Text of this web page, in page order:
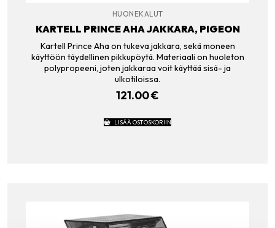
HUONEKALUT
KARTELL PRINCE AHA JAKKARA, PIGEON
Kartell Prince Aha on tukeva jakkara, sekä moneen
käyttöön täydellinen pikkupöytä. Materiaali on huoleton
polypropeeni, joten jakkaraa voit käyttää sisä- ja
ulkotiloissa.
121.00€
LISÄÄ OSTOSKORIIN